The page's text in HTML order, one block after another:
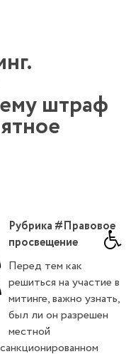
штраф
Рубрика #Правовое
просвещение
Перед тем как
решиться на участие в
митинге, важно узнать,
был ли он разрешен
местной